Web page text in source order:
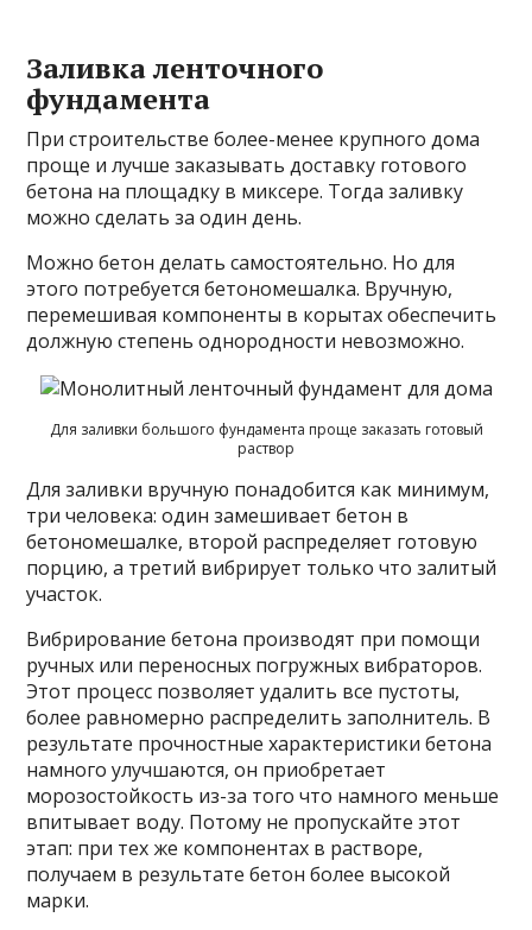
Заливка ленточного
фундамента
При строительстве более-менее крупного дома
проще и лучше заказывать доставку готового
бетона на площадку в миксере. Тогда заливку
можно сделать за один день.
Можно бетон делать самостоятельно. Но для
этого потребуется бетономешалка. Вручную,
перемешивая компоненты в корытах обеспечить
должную степень однородности невозможно.
Для заливки большого фундамента проще заказать готовый
раствор
Для заливки вручную понадобится как минимум,
три человека: один замешивает бетон в
бетономешалке, второй распределяет готовую
порцию, а третий вибрирует только что залитый
участок.
Вибрирование бетона производят при помощи
ручных или переносных погружных вибраторов.
Этот процесс позволяет удалить все пустоты,
более равномерно распределить заполнитель. В
результате прочностные характеристики бетона
намного улучшаются, он приобретает
морозостойкость из-за того что намного меньше
впитывает воду. Потому не пропускайте этот
этап: при тех же компонентах в растворе,
получаем в результате бетон более высокой
марки.